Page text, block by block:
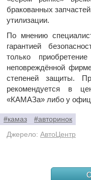
бракованных
утилизации.
По мнению
гарантией
только
неповреждённой
степеней защиты.
рекомендуется в
«КАМАЗа» либо у
#камаз
#авторинок
Джерело: АвтоЦентр